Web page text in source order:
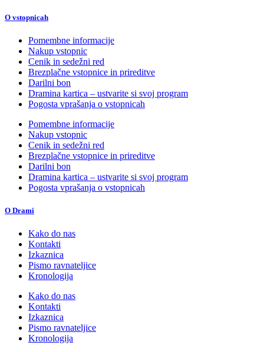
O vstopnicah
Pomembne informacije
Nakup vstopnic
Cenik in sedežni red
Brezplačne vstopnice in prireditve
Darilni bon
Dramina kartica – ustvarite si svoj program
Pogosta vprašanja o vstopnicah
Pomembne informacije
Nakup vstopnic
Cenik in sedežni red
Brezplačne vstopnice in prireditve
Darilni bon
Dramina kartica – ustvarite si svoj program
Pogosta vprašanja o vstopnicah
O Drami
Kako do nas
Kontakti
Izkaznica
Pismo ravnateljice
Kronologija
Kako do nas
Kontakti
Izkaznica
Pismo ravnateljice
Kronologija